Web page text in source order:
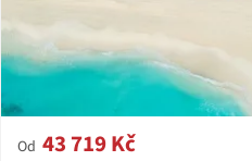
Od 43 719 Kč